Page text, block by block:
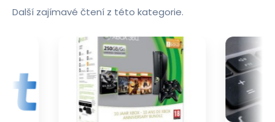
Další zajímavé čtení z této kategorie.